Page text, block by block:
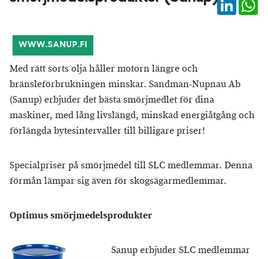
WWW.SANUP.FI
Med rätt sorts olja håller motorn längre och
bränsleförbrukningen minskar. Sandman-Nupnau Ab
(Sanup) erbjuder det bästa smörjmedlet för dina
maskiner, med lång livslängd, minskad energiåtgång och
förlängda bytesintervaller till billigare priser!
Specialpriser på smörjmedel till SLC medlemmar. Denna
förmån lämpar sig även för skogsägarmedlemmar.
Optimus smörjmedelsprodukter
Sanup erbjuder SLC medlemmar